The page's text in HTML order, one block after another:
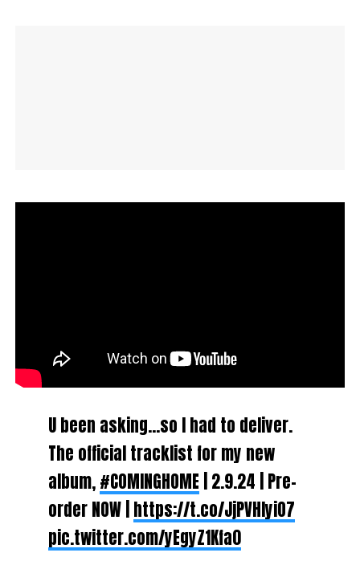
U been asking…so I had to deliver.
The official tracklist for my new
album,#COMINGHOME | 2.9.24 | Pre-
order NOW | https://t.co/JjPVHIyiO7
pic.twitter.com/yEgyZ1Kfa0